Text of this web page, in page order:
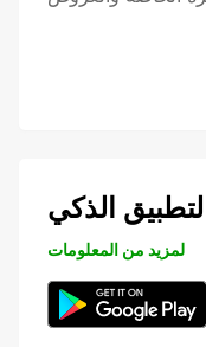
التطبيق الذكي
لمزيد من المعلومات